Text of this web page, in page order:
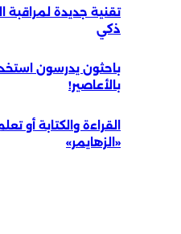
تقنية جديدة لمراقبة
ذكي
باحثون يدرسون
بالأعاصير!
القراءة والكتابة أو
«الزهايمر»